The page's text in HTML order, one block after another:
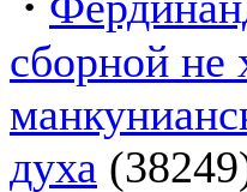
сборной не
духа